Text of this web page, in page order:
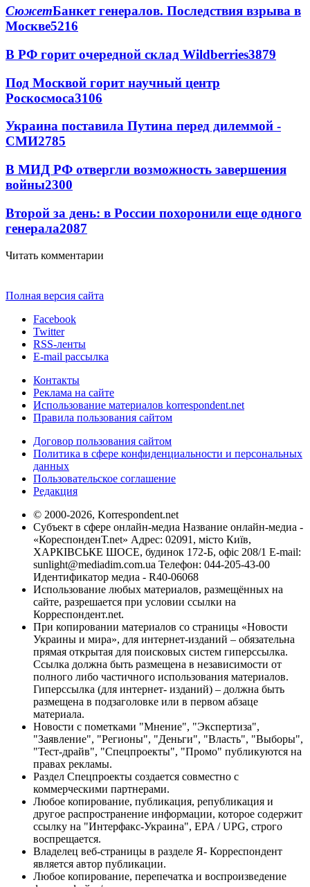
СюжетБанкет генералов. Последствия взрыва в
Москве5216
В РФ горит очередной склад Wildberries3879
Под Москвой горит научный центр
Роскосмоса3106
Украина поставила Путина перед дилеммой -
СМИ2785
В МИД РФ отвергли возможность завершения
войны2300
Второй за день: в России похоронили еще одного
генерала2087
Читать комментарии
Полная версия сайта
Facebook
Twitter
RSS-ленты
E-mail рассылка
Контакты
Реклама на сайте
Использование материалов korrespondent.net
Правила пользования сайтом
Договор пользования сайтом
Политика в сфере конфиденциальности и персональных
данных
Пользовательское соглашение
Редакция
© 2000-2026, Korrespondent.net
Субъект в сфере онлайн-медиа Название онлайн-медиа -
«КореспонденТ.net» Адрес: 02091, місто Київ,
ХАРКІВСЬКЕ ШОСЕ, будинок 172-Б, офіс 208/1 E-mail:
sunlight@mediadim.com.ua Телефон: 044-205-43-00
Идентификатор медиа - R40-06068
Использование любых материалов, размещённых на
сайте, разрешается при условии ссылки на
Корреспондент.net.
При копировании материалов со страницы «Новости
Украины и мира», для интернет-изданий – обязательна
прямая открытая для поисковых систем гиперссылка.
Ссылка должна быть размещена в независимости от
полного либо частичного использования материалов.
Гиперссылка (для интернет- изданий) – должна быть
размещена в подзаголовке или в первом абзаце
материала.
Новости с пометками "Мнение", "Экспертиза",
"Заявление", "Регионы", "Деньги", "Власть", "Выборы",
"Тест-драйв", "Спецпроекты", "Промо" публикуются на
правах рекламы.
Раздел Спецпроекты создается совместно с
коммерческими партнерами.
Любое копирование, публикация, републикация и
другое распространение информации, которое содержит
ссылку на "Интерфакс-Украина", EPA / UPG, строго
воспрещается.
Владелец веб-страницы в разделе Я- Корреспондент
является автор публикации.
Любое копирование, перепечатка и воспроизведение